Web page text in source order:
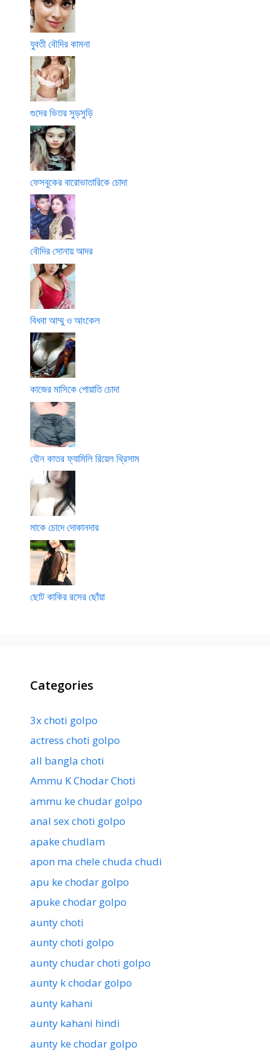
যুবতী বৌদির কামনা
গুদের ভিতর সুড়সুড়ি
ফেসবুকের বারোভাতারিকে চোদা
বৌদির সোনায় আদর
বিধবা আম্মু ও আংকেল
কাজের মাসিকে পোয়াতি চোদা
যৌন কাতর ফ্যামিলি রিয়েল থ্রিসাম
মাকে চোদে দোকানদার
ছোট কাকির রসের ছোঁয়া
Categories
3x choti golpo
actress choti golpo
all bangla choti
Ammu K Chodar Choti
ammu ke chudar golpo
anal sex choti golpo
apake chudlam
apon ma chele chuda chudi
apu ke chodar golpo
apuke chodar golpo
aunty choti
aunty choti golpo
aunty chudar choti golpo
aunty k chodar golpo
aunty kahani
aunty kahani hindi
aunty ke chodar golpo